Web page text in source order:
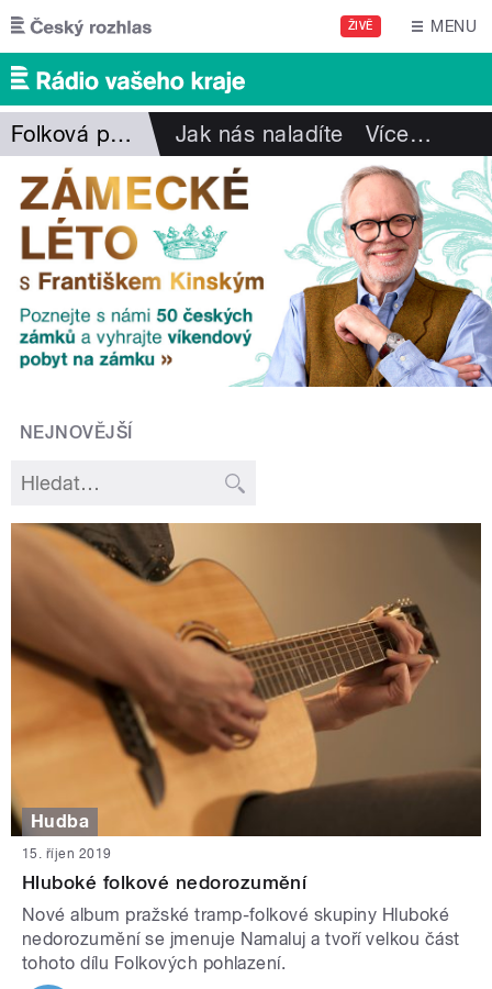
Přejít k hlavnímu obsahu
ŽIVĚ MENU
Folková pohlazení Jak nás naladíte Více…
NEJNOVĚJŠÍ
Hudba
15. říjen 2019
Hluboké folkové nedorozumění
Nové album pražské tramp-folkové skupiny Hluboké
nedorozumění se jmenuje Namaluj a tvoří velkou část
tohoto dílu Folkových pohlazení.